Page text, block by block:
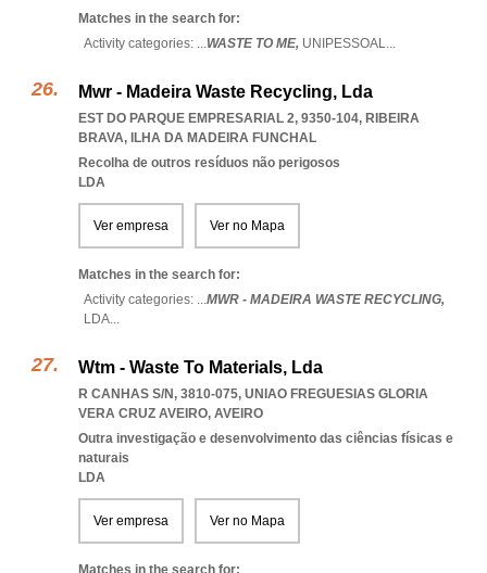
Matches in the search for:
Activity categories: ...WASTE TO ME, UNIPESSOAL...
Mwr - Madeira Waste Recycling, Lda
EST DO PARQUE EMPRESARIAL 2, 9350-104, RIBEIRA
BRAVA, ILHA DA MADEIRA FUNCHAL
Recolha de outros resíduos não perigosos
LDA
Ver empresa Ver no Mapa
Matches in the search for:
Activity categories: ...MWR - MADEIRA WASTE RECYCLING,
LDA...
Wtm - Waste To Materials, Lda
R CANHAS S/N, 3810-075, UNIAO FREGUESIAS GLORIA
VERA CRUZ AVEIRO, AVEIRO
Outra investigação e desenvolvimento das ciências físicas e
naturais
LDA
Ver empresa Ver no Mapa
Matches in the search for: